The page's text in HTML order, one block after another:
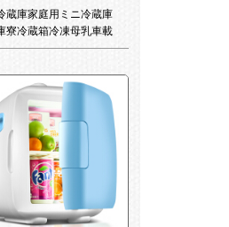
蔵庫家庭用ミニ冷蔵庫
寮冷蔵箱冷凍母乳車載
SN 8910リルダンベル